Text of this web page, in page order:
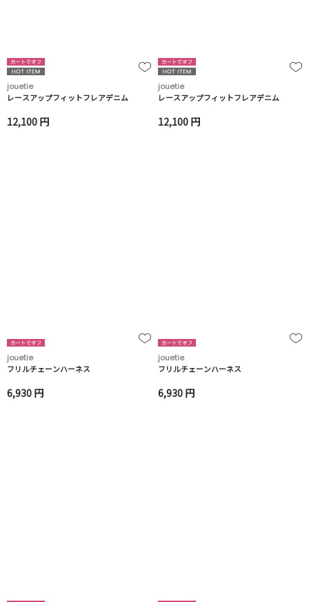
jouetie
レースアップフィットフレアデニム
12,100 円
jouetie
レースアップフィットフレアデニム
12,100 円
jouetie
フリルチェーンハーネス
6,930 円
jouetie
フリルチェーンハーネス
6,930 円